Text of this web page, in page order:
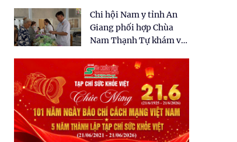
dân tại xã Tân Tập
Chi hội Nam y tỉnh An
Giang phối hợp Chùa
Nam Thạnh Tự khám và
nhân dân